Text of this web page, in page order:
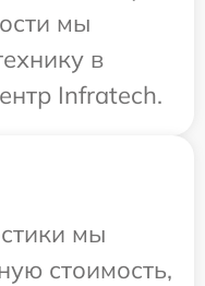
мы
в
Infratech.
мы
стоимость,